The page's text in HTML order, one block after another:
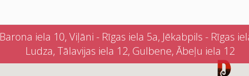
iela 10, Viļāni - Rīgas iela 5a, Jēkabpils - Rīgas
Ludza, Tālavijas iela 12, Gulbene, Ābeļu iela 12